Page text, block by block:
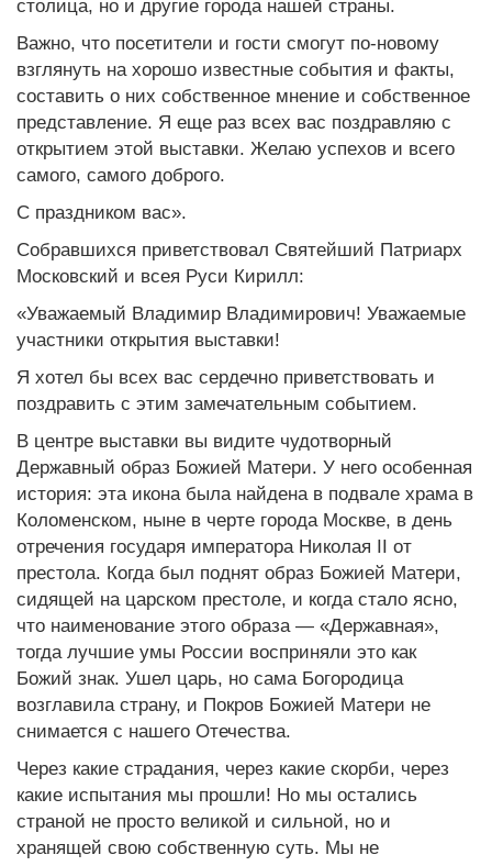
столица, но и другие города нашей страны.
Важно, что посетители и гости смогут по-новому
взглянуть на хорошо известные события и факты,
составить о них собственное мнение и собственное
представление. Я еще раз всех вас поздравляю с
открытием этой выставки. Желаю успехов и всего
самого, самого доброго.
С праздником вас».
Собравшихся приветствовал Святейший Патриарх
Московский и всея Руси Кирилл:
«Уважаемый Владимир Владимирович! Уважаемые
участники открытия выставки!
Я хотел бы всех вас сердечно приветствовать и
поздравить с этим замечательным событием.
В центре выставки вы видите чудотворный
Державный образ Божией Матери. У него особенная
история: эта икона была найдена в подвале храма в
Коломенском, ныне в черте города Москве, в день
отречения государя императора Николая II от
престола. Когда был поднят образ Божией Матери,
сидящей на царском престоле, и когда стало ясно,
что наименование этого образа — «Державная»,
тогда лучшие умы России восприняли это как
Божий знак. Ушел царь, но сама Богородица
возглавила страну, и Покров Божией Матери не
снимается с нашего Отечества.
Через какие страдания, через какие скорби, через
какие испытания мы прошли! Но мы остались
страной не просто великой и сильной, но и
хранящей свою собственную суть. Мы не